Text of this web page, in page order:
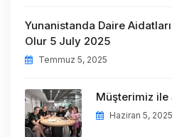
Yunanistanda Daire
Olur 5 July 2025
Temmuz 5, 2025
Müşterimiz ile
Haziran 5, 2025